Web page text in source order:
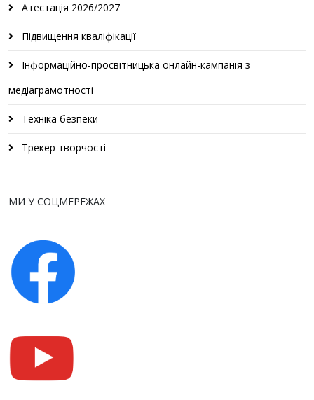
Атестація 2026/2027
Підвищення кваліфікації
Інформаційно-просвітницька онлайн-кампанія з
медіаграмотності
Техніка безпеки
Трекер творчості
МИ У СОЦМЕРЕЖАХ